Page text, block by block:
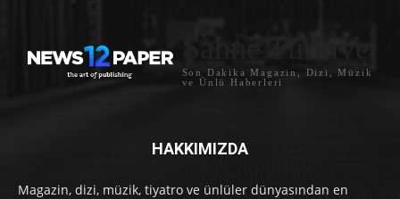
Sahne Türkiye
Son Dakika Magazin, Dizi, Müzik
ve Ünlü Haberleri
HAKKIMIZDA
Magazin, dizi, müzik, tiyatro ve ünlüler dünyasından en